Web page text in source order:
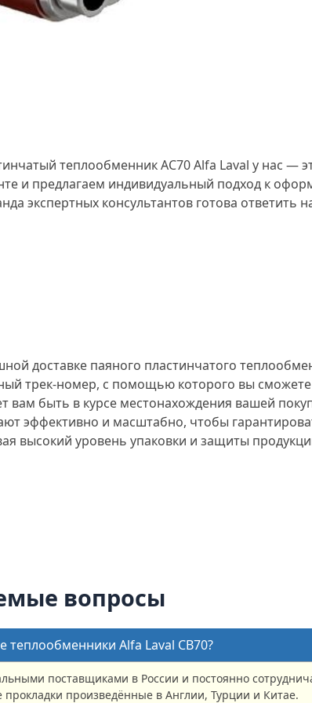
теплообменник AC70 Alfa Laval у нас —
и предлагаем индивидуальный подход к
экспертных консультантов готова
доставке паяного пластинчатого
трек-номер, с помощью которого вы сможете
вам быть в курсе местонахождения вашей
эффективно и масштабно, чтобы
высокий уровень упаковки и защиты
вопросы
теплообменники Alfa Laval CB70?
поставщиками в России и постоянно
произведённые в Англии, Турции и Китае.